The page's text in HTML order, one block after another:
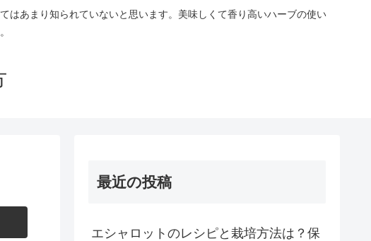
はあまり知られていないと思います。美味しくて香り高いハーブの使い
最近の投稿
エシャロットのレシピと栽培方法は？保